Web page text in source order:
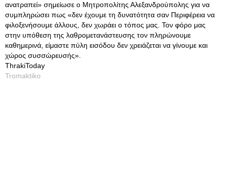
ανατραπεί» σημείωσε ο Μητροπολίτης Αλεξανδρούπολης για να
συμπληρώσει πως «δεν έχουμε τη δυνατότητα σαν Περιφέρεια να
φιλοξενήσουμε άλλους, δεν χωράει ο τόπος μας. Τον φόρο μας
στην υπόθεση της λαθρομετανάστευσης τον πληρώνουμε
καθημερινά, είμαστε πύλη εισόδου δεν χρειάζεται να γίνουμε και
χώρος συσσώρευσής».
ThrakiToday
Tromaktiko